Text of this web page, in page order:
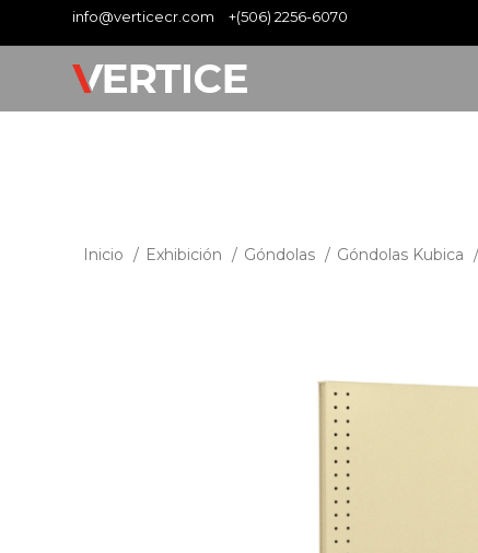
info@verticecr.com +(506) 2256-6070
Inicio Exhibición Góndolas Góndolas Kubica